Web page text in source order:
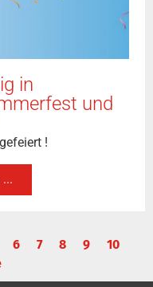
in
und
!
6 7 8 9
10